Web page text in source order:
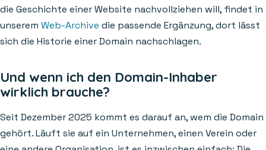
die Geschichte einer Website nachvollziehen will, findet in
unserem Web-Archive die passende Ergänzung, dort lässt
sich die Historie einer Domain nachschlagen.
Und wenn ich den Domain-Inhaber
wirklich brauche?
Seit Dezember 2025 kommt es darauf an, wem die Domain
gehört. Läuft sie auf ein Unternehmen, einen Verein oder